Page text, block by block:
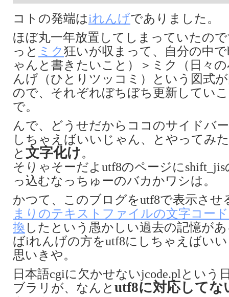
コトの発端はiれんげでありました。
ほぼ丸一年放置してしまっていたの
っと ミク狂いが収まって、自分の中
ゃんと書きたいこと）＞ミク（日々
んげ（ひとりツッコミ）という図式
ので、それぞれぼちぼち更新してい
で。
んで、どうせだからココのサイドバ
しちゃえばいいじゃん、とやってみ
と 文字化け。
そりゃそーだよutf8のページに
っ込むなっちゅーのバカかワシは。
かつて、このブログをutf8で表示させ
まりのテキストファイルの文字コー
換 したという愚かしい過去の記憶が
ばiれんげの方をutf8にしちゃえばい
思いきや。
日本語cgiに欠かせないjcode.plという
ブラリが、なんと utf8に対応してな